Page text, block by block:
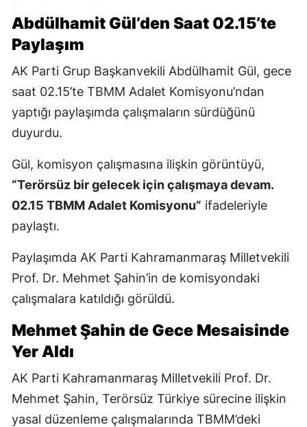
Abdülhamit Gül’den Saat 02.15’te
Paylaşım
AK Parti Grup Başkanvekili Abdülhamit Gül, gece
saat 02.15’te TBMM Adalet Komisyonu’ndan
yaptığı paylaşımda çalışmaların sürdüğünü
duyurdu.
Gül, komisyon çalışmasına ilişkin görüntüyü,
“Terörsüz bir gelecek için çalışmaya devam.
02.15 TBMM Adalet Komisyonu” ifadeleriyle
paylaştı.
Paylaşımda AK Parti Kahramanmaraş Milletvekili
Prof. Dr. Mehmet Şahin’in de komisyondaki
çalışmalara katıldığı görüldü.
Mehmet Şahin de Gece Mesaisinde
Yer Aldı
AK Parti Kahramanmaraş Milletvekili Prof. Dr.
Mehmet Şahin, Terörsüz Türkiye sürecine ilişkin
yasal düzenleme çalışmalarında TBMM’deki